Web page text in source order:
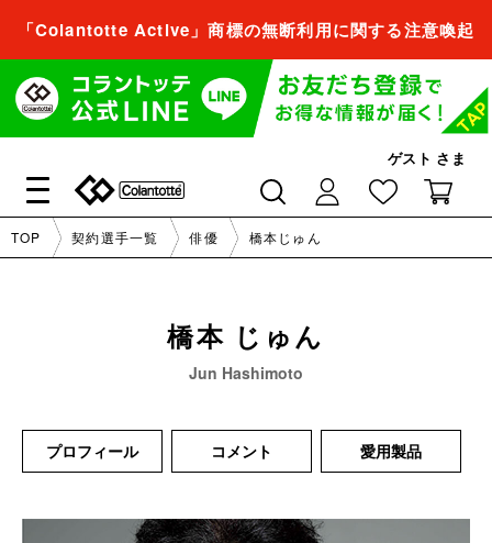
「Colantotte Active」商標の無断利用に関する注意喚起
ゲスト さま
会員登録すれば、
閉じる
会員登録すれば、
商品をお気に入り登録できるようになります。
会員登録／ログイン
TOP 契約選手一覧 俳優 橋本じゅん
橋本 じゅん
Jun Hashimoto
プロフィール コメント 愛用製品